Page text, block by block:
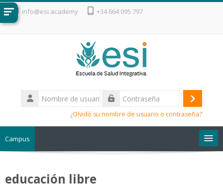
Salta al contenido principal
info@esi.academy +34 664 095 797
Nombre
de
Acceder
¿Olvidó su nombre de usuario o contraseña?
Campus
educación libre